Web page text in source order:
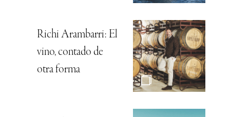
Richi Arambarri: El
vino, contado de
otra forma